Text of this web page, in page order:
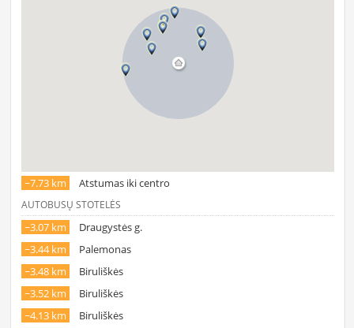
~7.73 km Atstumas iki centro
AUTOBUSŲ STOTELĖS
~3.07 km
Draugystės g.
~3.44 km
Palemonas
~3.48 km
Biruliškės
~3.52 km
Biruliškės
~4.13 km
Biruliškės